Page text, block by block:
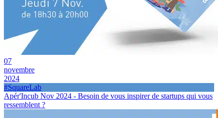
07
novembre
2024
#SquareLab
Apér'Incub Nov 2024 - Besoin de vous inspirer de startups qui vous
ressemblent ?